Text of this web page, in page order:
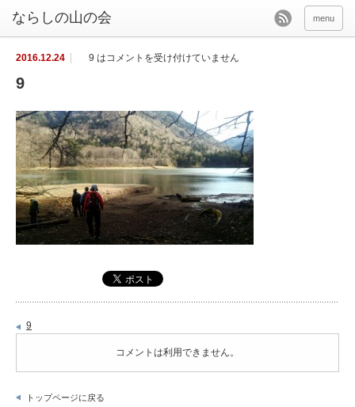
menu
2016.12.24 9 はコメントを受け付けていません
9
9
コメントは利用できません。
トップページに戻る